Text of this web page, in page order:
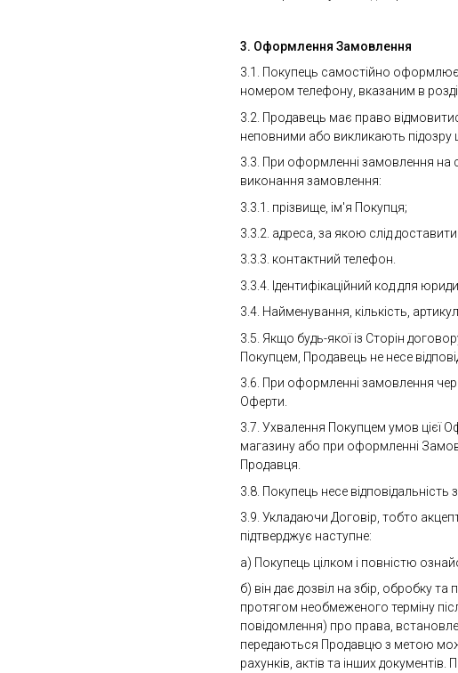
3. Оформлення Замовлення
3.1. Покупець самостійно
номером телефону, вказаним в
3.2. Продавець має право
неповними або викликають підозру
3.3. При оформленні замовлення на
виконання замовлення:
3.3.1. прізвище, ім'я Покупця;
3.3.2. адреса, за якою слід
3.3.3. контактний телефон.
3.3.4. Ідентифікаційний код для
3.4. Найменування, кількість,
3.5. Якщо будь-якої із Сторін
Покупцем, Продавець не несе
3.6. При оформленні замовлення
Оферти.
3.7. Ухвалення Покупцем умов цієї
магазину або при оформленні
Продавця.
3.8. Покупець несе
3.9. Укладаючи Договір, тобто
підтверджує наступне:
а) Покупець цілком і повністю
б) він дає дозвіл на збір, обробку
протягом необмеженого терміну
повідомлення) про права,
передаються Продавцю з метою
рахунків, актів та інших